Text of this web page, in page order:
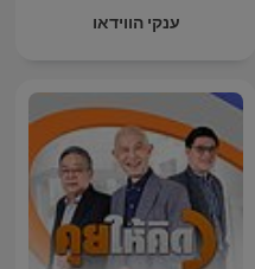
ענקי הווידאו